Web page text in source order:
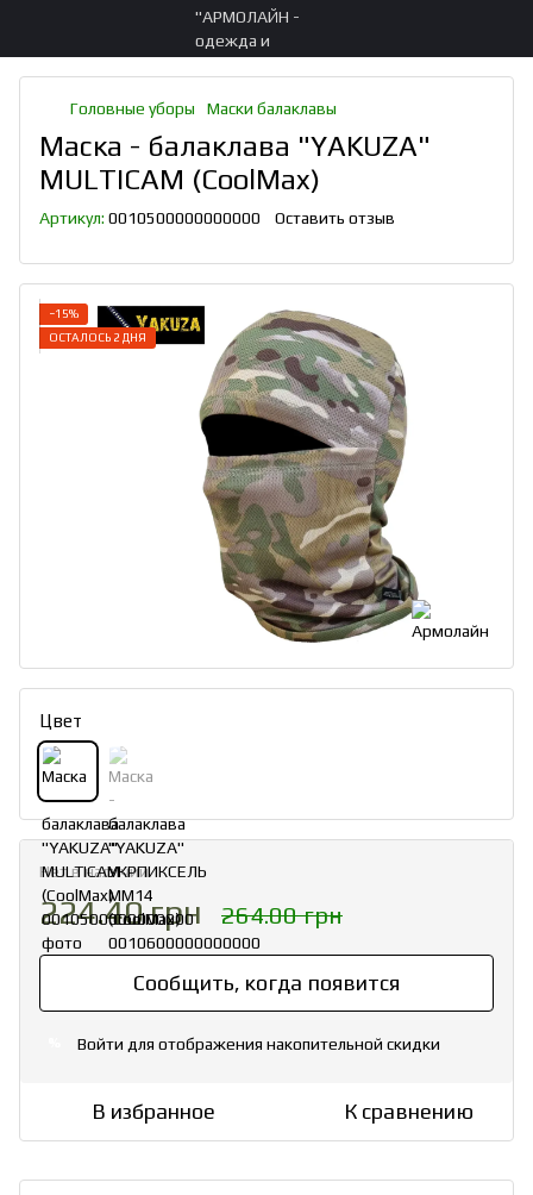
Головные уборы Маски балаклавы
Маска - балаклава "YAKUZA"
MULTICAM (CoolMax)
Артикул: 0010500000000000 Оставить отзыв
−15%
ОСТАЛОСЬ 2 ДНЯ
Цвет
Нет в наличии
224.40 грн 264.00 грн
Сообщить, когда появится
Войти для отображения накопительной скидки
В избранное К сравнению